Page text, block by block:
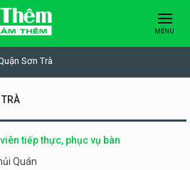
MENU
Sơn Trà
tiếp thực, phục vụ bàn
Quán